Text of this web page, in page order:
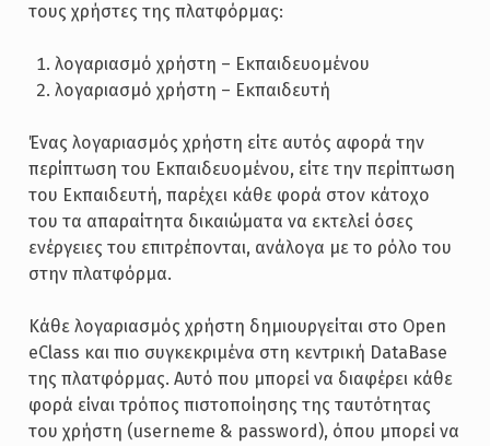
τους χρήστες της πλατφόρμας:
λογαριασμό χρήστη – Εκπαιδευομένου
λογαριασμό χρήστη – Εκπαιδευτή
Ένας λογαριασμός χρήστη είτε αυτός αφορά την
περίπτωση του Εκπαιδευομένου, είτε την περίπτωση
του Εκπαιδευτή, παρέχει κάθε φορά στον κάτοχο
του τα απαραίτητα δικαιώματα να εκτελεί όσες
ενέργειες του επιτρέπονται, ανάλογα με το ρόλο του
στην πλατφόρμα.
Κάθε λογαριασμός χρήστη δημιουργείται στο Open
eClass και πιο συγκεκριμένα στη κεντρική DataBase
της πλατφόρμας. Αυτό που μπορεί να διαφέρει κάθε
φορά είναι τρόπος πιστοποίησης της ταυτότητας
του χρήστη (userneme & password), όπου μπορεί να